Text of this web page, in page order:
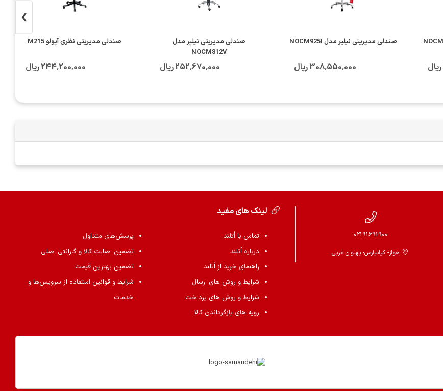
صندلی مدیریتی نیلپر مدل NOCM925I
308٬550٬000 ریال
صندلی مدیریتی نیلپر مدل
NOCM812V
252٬670٬000 ریال
صندلی مدیریتی نظری آپولو M215
244٬200٬000 ریال
›
02191691900
اهواز- کیانپارس- پهلوان غربی
لینک های مفید
تماس با اُتلند
درباره اُتلند
راهنمای خرید از اُتلند
شرایط و روش های ارسال
شرایط و روش های پرداخت
رویه های بازگرداندن کالا
پرسش‌های متداول
تضمین اصالت کالا و گارانتی اصلی
تضمین بهترین قیمت
شرایط و قوانین استفاده از سرویس‌ها و
خدمات